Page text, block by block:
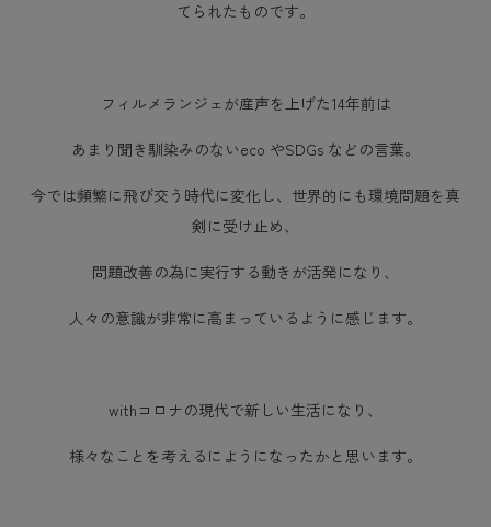
てられたものです。
フィルメランジェが産声を上げた14年前は
あまり聞き馴染みのないeco やSDGs などの言葉。
今では頻繁に飛び交う時代に変化し、世界的にも環境問題を真
剣に受け止め、
問題改善の為に実行する動きが活発になり、
人々の意識が非常に高まっているように感じます。
withコロナの現代で新しい生活になり、
様々なことを考えるにようになったかと思います。